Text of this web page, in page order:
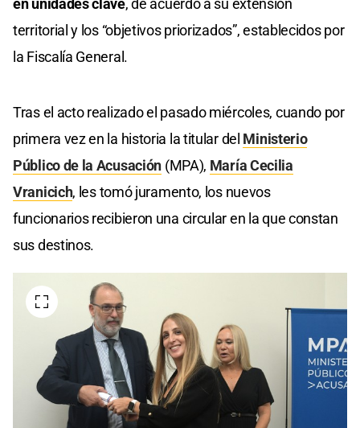
territorial y los “objetivos priorizados”, establecidos por
la Fiscalía General.
Tras el acto realizado el pasado miércoles, cuando por
primera vez en la historia la titular del Ministerio
Público de la Acusación (MPA), María Cecilia
Vranicich, les tomó juramento, los nuevos
funcionarios recibieron una circular en la que constan
sus destinos.